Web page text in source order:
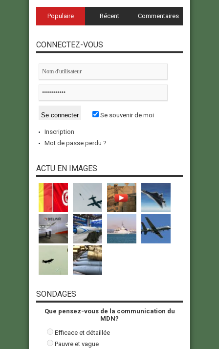
Populaire Récent Commentaires
CONNECTEZ-VOUS
Se souvenir de moi
Inscription
Mot de passe perdu ?
ACTU EN IMAGES
SONDAGES
Que pensez-vous de la communication du
MDN?
Efficace et détaillée
Pauvre et vague